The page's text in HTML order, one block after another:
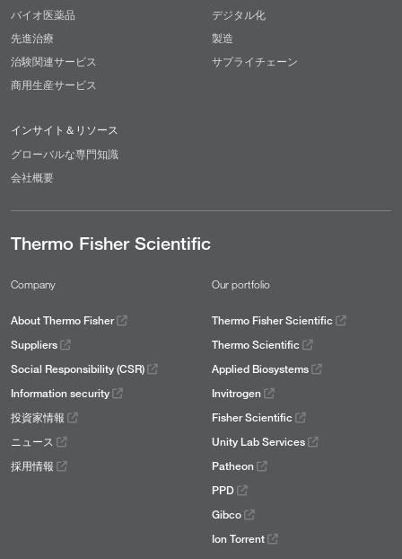
バイオ医薬品
先進治療
治験関連サービス
商用生産サービス
デジタル化
製造
サプライチェーン
インサイト＆リソース
グローバルな専門知識
会社概要
Thermo Fisher Scientific
Company
About Thermo Fisher
Suppliers
Social Responsibility (CSR)
Information security
投資家情報
ニュース
採用情報
Our portfolio
Thermo Fisher Scientific
Thermo Scientific
Applied Biosystems
Invitrogen
Fisher Scientific
Unity Lab Services
Patheon
PPD
Gibco
Ion Torrent